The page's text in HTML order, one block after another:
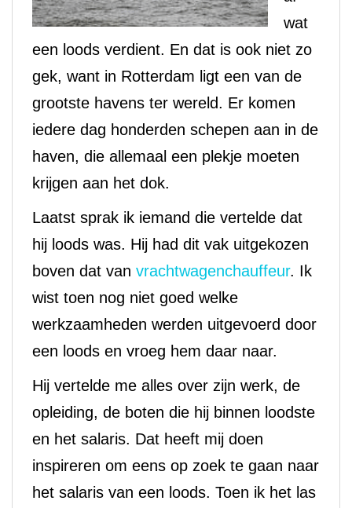
wat
een loods verdient. En dat is ook niet zo
gek, want in Rotterdam ligt een van de
grootste havens ter wereld. Er komen
iedere dag honderden schepen aan in de
haven, die allemaal een plekje moeten
krijgen aan het dok.
Laatst sprak ik iemand die vertelde dat
hij loods was. Hij had dit vak uitgekozen
boven dat van vrachtwagenchauffeur. Ik
wist toen nog niet goed welke
werkzaamheden werden uitgevoerd door
een loods en vroeg hem daar naar.
Hij vertelde me alles over zijn werk, de
opleiding, de boten die hij binnen loodste
en het salaris. Dat heeft mij doen
inspireren om eens op zoek te gaan naar
het salaris van een loods. Toen ik het las